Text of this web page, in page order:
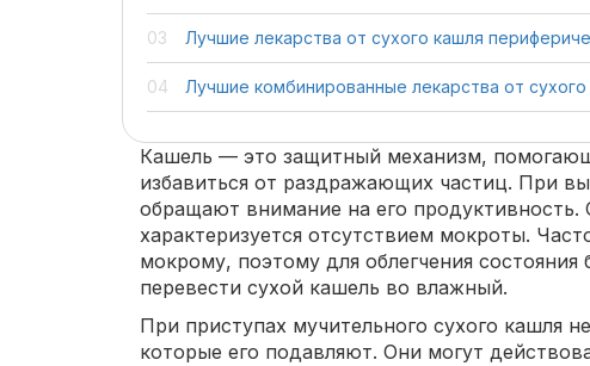
Лучшие лекарства от сухого кашля
Лучшие комбинированные лекарства от сухого
Кашель — это защитный механизм,
избавиться от раздражающих частиц. При
обращают внимание на его продуктивность.
характеризуется отсутствием мокроты.
мокрому, поэтому для облегчения состояния
перевести сухой кашель во влажный.
При приступах мучительного сухого кашля
которые его подавляют. Они могут